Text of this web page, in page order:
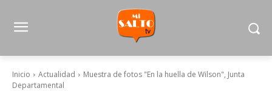
Inicio Actualidad
Muestra de fotos "En la huella de Wilson", Junta
Departamental